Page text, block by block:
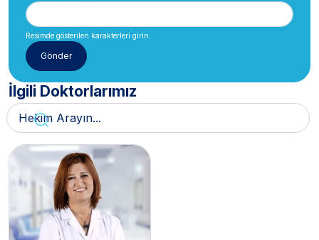
Resimde gösterilen karakterleri girin.
İlgili Doktorlarımız